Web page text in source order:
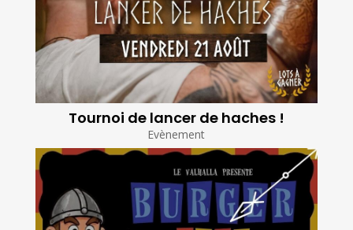
Tournoi de lancer de haches !
Evènement